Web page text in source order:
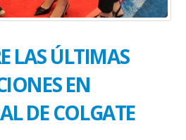
LAS ÚLTIMAS
EN
DE COLGATE